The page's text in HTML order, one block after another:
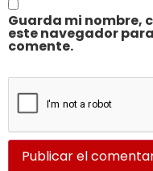
Guarda mi nombre,
este navegador
comente.